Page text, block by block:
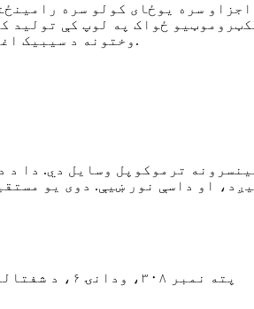
سره یوځای کولو سره
ځواک په لوپ کې
وختونه د سیبیک اغیز په نوم پیژندل کیږي، هغه نوم دی چې دې الیکټروموټیو ځواک ته ورکړل شوی.
ترموکوپل وسایل دي. دا
او داسې نور ښیې. دوی یو
پته
نمبر ۳۰۸، ودانۍ ۶، د شفتالو ګلونو دره، د فان هوا ایونیو او هینګشان سړک څلور لارې، هیفی، ان هوی، چین. ۲۳۰۰۸۸